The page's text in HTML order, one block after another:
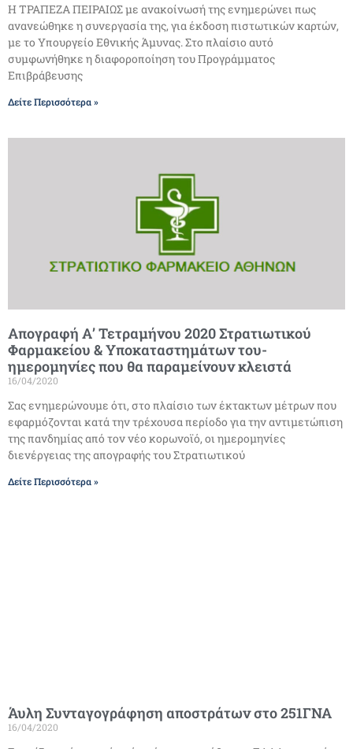
Η ΤΡΑΠΕΖΑ ΠΕΙΡΑΙΩΣ με ανακοίνωσή της ενημερώνει πως
ανανεώθηκε η συνεργασία της, για έκδοση πιστωτικών καρτών,
με το Υπουργείο Εθνικής Άμυνας. Στο πλαίσιο αυτό
συμφωνήθηκε η διαφοροποίηση του Προγράμματος
Επιβράβευσης
Δείτε Περισσότερα »
Απογραφή Α’ Τετραμήνου 2020 Στρατιωτικού
Φαρμακείου & Υποκαταστημάτων του-
ημερομηνίες που θα παραμείνουν κλειστά
16/04/2020
Σας ενημερώνουμε ότι, στο πλαίσιο των έκτακτων μέτρων που
εφαρμόζονται κατά την τρέχουσα περίοδο για την αντιμετώπιση
της πανδημίας από τον νέο κορωνοϊό, οι ημερομηνίες
διενέργειας της απογραφής του Στρατιωτικού
Δείτε Περισσότερα »
Άυλη Συνταγογράφηση αποστράτων στο 251ΓΝΑ
16/04/2020